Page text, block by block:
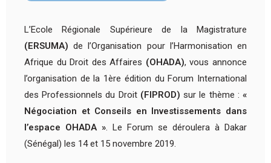
L’Ecole Régionale Supérieure de la Magistrature
(ERSUMA) de l’Organisation pour l’Harmonisation en
Afrique du Droit des Affaires (OHADA), vous annonce
l’organisation de la 1ère édition du Forum International
des Professionnels du Droit (FIPROD) sur le thème :«
Négociation et Conseils en Investissements dans
l’espace OHADA ». Le Forum se déroulera à Dakar
(Sénégal) les 14 et 15 novembre 2019.